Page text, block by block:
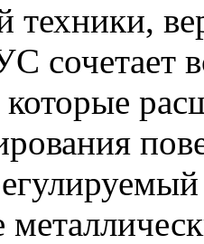
техники,
сочетает
которые